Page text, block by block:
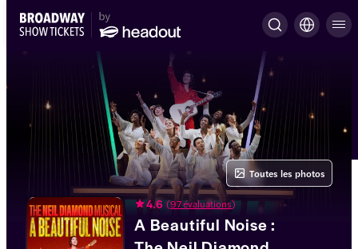
4.6 (97 évaluations)
A Beautiful Noise :
Toutes les photos